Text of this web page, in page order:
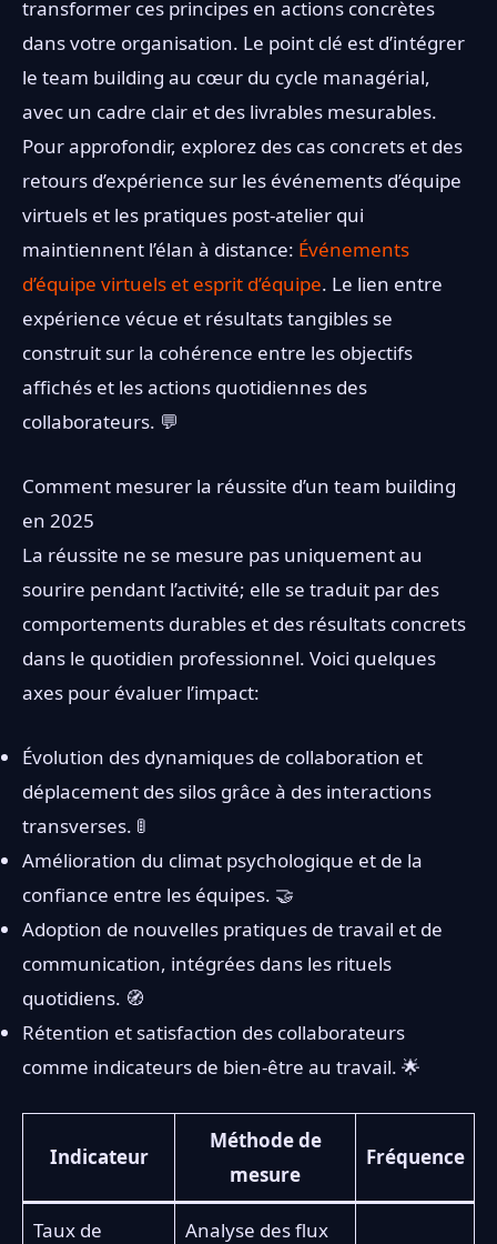
transformer ces principes en actions concrètes
dans votre organisation. Le point clé est d’intégrer
le team building au cœur du cycle managérial,
avec un cadre clair et des livrables mesurables.
Pour approfondir, explorez des cas concrets et des
retours d’expérience sur les événements d’équipe
virtuels et les pratiques post-atelier qui
maintiennent l’élan à distance: Événements
d’équipe virtuels et esprit d’équipe. Le lien entre
expérience vécue et résultats tangibles se
construit sur la cohérence entre les objectifs
affichés et les actions quotidiennes des
collaborateurs. 💬
Comment mesurer la réussite d’un team building
en 2025
La réussite ne se mesure pas uniquement au
sourire pendant l’activité; elle se traduit par des
comportements durables et des résultats concrets
dans le quotidien professionnel. Voici quelques
axes pour évaluer l’impact:
Évolution des dynamiques de collaboration et
déplacement des silos grâce à des interactions
transverses. 🚦
Amélioration du climat psychologique et de la
confiance entre les équipes. 🤝
Adoption de nouvelles pratiques de travail et de
communication, intégrées dans les rituels
quotidiens. 🧭
Rétention et satisfaction des collaborateurs
comme indicateurs de bien-être au travail. 🌟
Indicateur
Méthode de
mesure
Fréquence
Taux de Analyse des flux